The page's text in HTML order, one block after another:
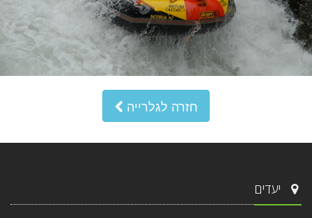
חזרה לגלרייה
יעדים